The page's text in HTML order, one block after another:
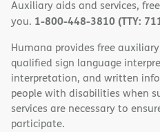
Auxiliary aids and services,
you. 1-800-448-3810 (TTY:
Humana provides free
qualified sign language
interpretation, and written
people with disabilities when
services are necessary to
participate.